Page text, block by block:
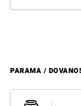
PARAMA /